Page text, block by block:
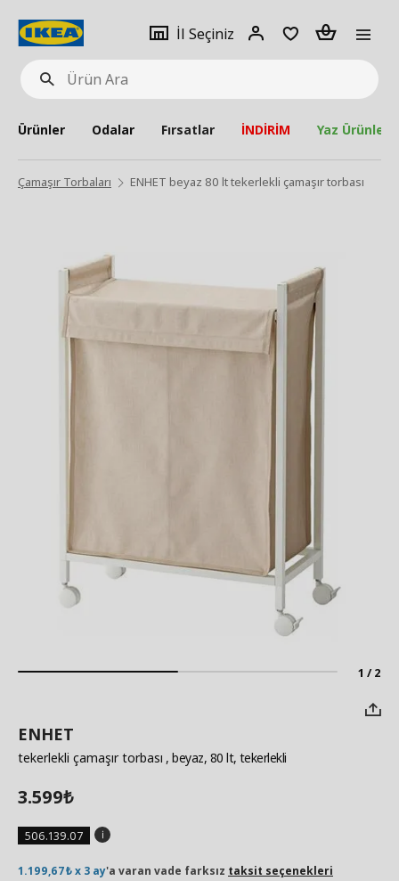
Ürün
Ara
İl Seçiniz
Giriş
Adet
Ürünler Odalar Fırsatlar İNDİRİM Yaz Ürünleri
Çamaşır Torbaları ENHET beyaz 80 lt tekerlekli çamaşır torbası
1 / 2
ENHET
tekerlekli çamaşır torbası , beyaz, 80 lt, tekerlekli
3.599₺
506.139.07
1.199,67₺ x 3 ay'a varan vade farksız taksit seçenekleri